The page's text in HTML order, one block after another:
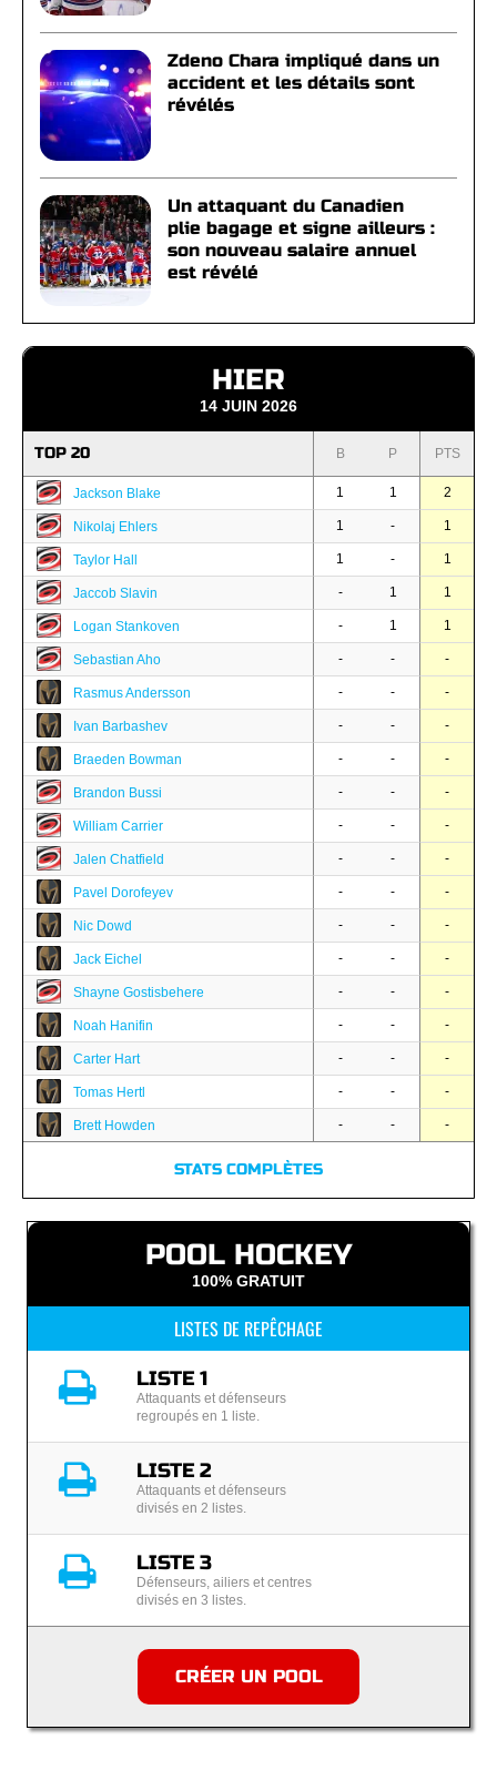
Zdeno Chara impliqué dans un
accident et les détails sont
révélés
Un attaquant du Canadien
plie bagage et signe ailleurs :
son nouveau salaire annuel
est révélé
HIER
14 JUIN 2026
TOP 20 B P PTS
Jackson Blake 1 1 2
Nikolaj Ehlers 1 - 1
Taylor Hall 1 - 1
Jaccob Slavin - 1 1
Logan Stankoven - 1 1
Sebastian Aho - - -
Rasmus Andersson - - -
Ivan Barbashev - - -
Braeden Bowman - - -
Brandon Bussi - - -
William Carrier - - -
Jalen Chatfield - - -
Pavel Dorofeyev - - -
Nic Dowd - - -
Jack Eichel - - -
Shayne Gostisbehere - - -
Noah Hanifin - - -
Carter Hart - - -
Tomas Hertl - - -
Brett Howden - - -
STATS COMPLÈTES
POOL HOCKEY
100% GRATUIT
LISTES DE REPÊCHAGE
LISTE 1
Attaquants et défenseurs
regroupés en 1 liste.
LISTE 2
Attaquants et défenseurs
divisés en 2 listes.
LISTE 3
Défenseurs, ailiers et centres
divisés en 3 listes.
CRÉER UN POOL